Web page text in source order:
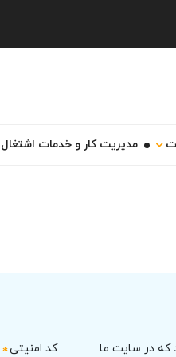
مدیریت کار و خدمات اشتغال
که در سایت ما
کد امنیتی*